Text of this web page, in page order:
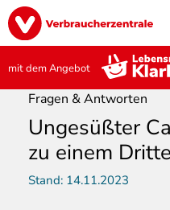
Direkt
zum
Inhalt
Image
mit dem Angebot
Fragen & Antworten
Ungesüßter
zu einem
Stand: 14.11.2023